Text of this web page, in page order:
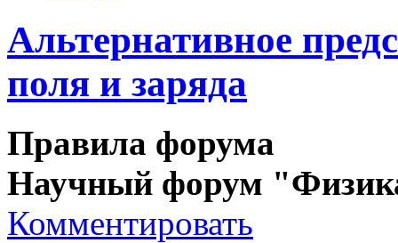
Альтернативное
поля и заряда
Правила форума
Научный форум
Комментировать